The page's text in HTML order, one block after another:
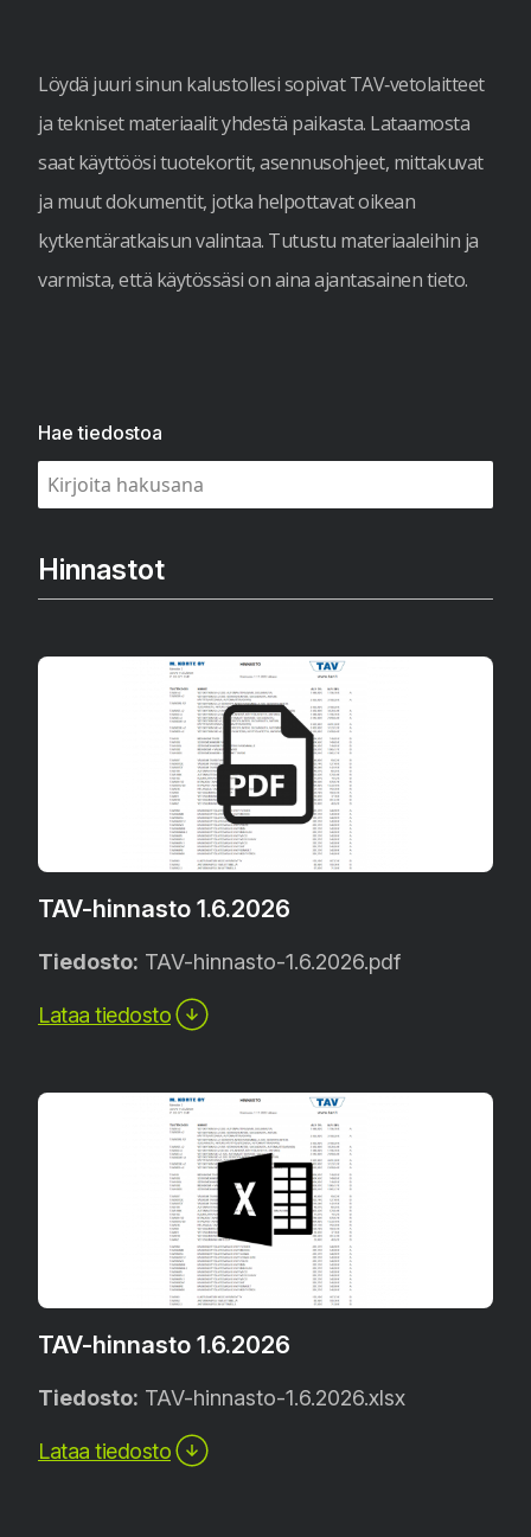
Löydä juuri sinun kalustollesi sopivat TAV‑vetolaitteet
ja tekniset materiaalit yhdestä paikasta. Lataamosta
saat käyttöösi tuotekortit, asennusohjeet, mittakuvat
ja muut dokumentit, jotka helpottavat oikean
kytkentäratkaisun valintaa. Tutustu materiaaleihin ja
varmista, että käytössäsi on aina ajantasainen tieto.
Hae tiedostoa
Hinnastot
TAV-hinnasto 1.6.2026
Tiedosto: TAV-hinnasto-1.6.2026.pdf
Lataa tiedosto
TAV-hinnasto 1.6.2026
Tiedosto: TAV-hinnasto-1.6.2026.xlsx
Lataa tiedosto